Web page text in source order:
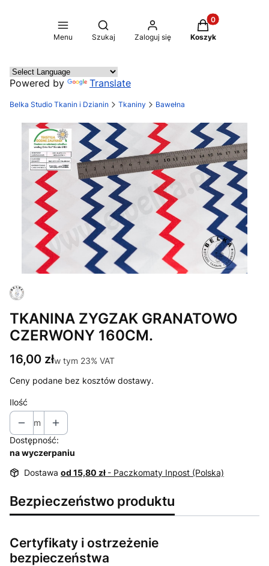
Menu
Otwórz wyszukiwarkę
Szukaj Zaloguj się
Produkty w
Koszyk
Powered by Translate
Belka Studio Tkanin i Dzianin Tkaniny Bawełna
TKANINA ZYGZAK GRANATOWO
CZERWONY 160CM.
Cena
16,00 złw tym 23% VAT
w tym 23% VAT
Ceny podane bez kosztów dostawy.
Ilość
m
Dostępność:
na wyczerpaniu
Dostawa od 15,80 zł - Paczkomaty Inpost (Polska)
Bezpieczeństwo produktu
Certyfikaty i ostrzeżenie
bezpieczeństwa